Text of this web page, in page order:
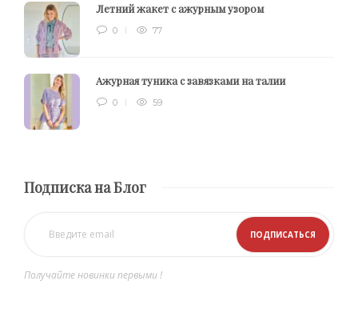
Летний жакет с ажурным узором
0 77
Ажурная туника с завязками на талии
0 59
Подписка на Блог
Получайте новинки первыми !